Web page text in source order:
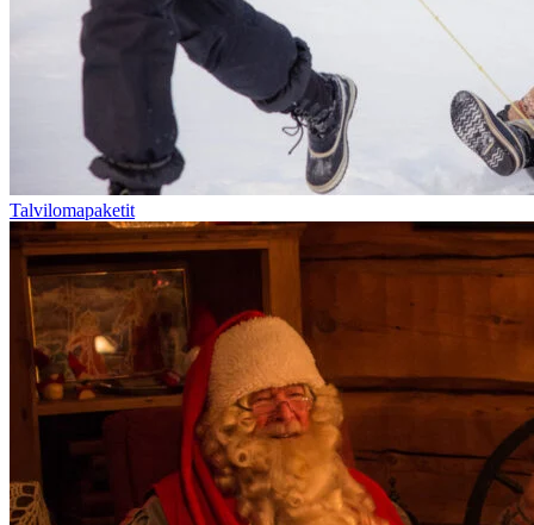
Talvilomapaketit